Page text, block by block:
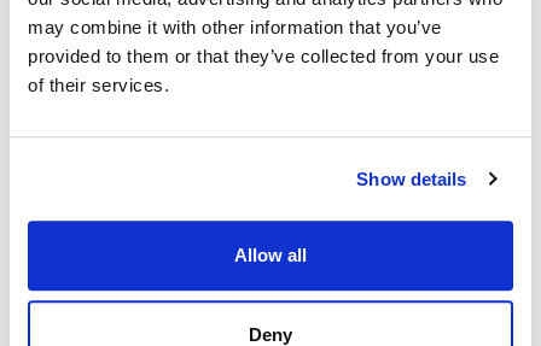
may combine it with other information that you’ve
provided to them or that they’ve collected from your use
of their services.
Show details
Allow all
Deny
TUUKKA HAKKARAINEN
tuukka.hakkarainen@strand.fi
Strand Properties Brand Partner,
Haluatko lisätietoja?